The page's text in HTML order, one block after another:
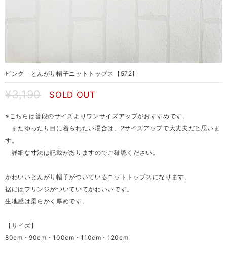
ピンク とんがり帽子ニットトップス【572】
¥3,190 SOLD OUT
※こちらは普段のサイズよりワンサイズアップがおすすめです。
またゆったり目に着られたい場合は、2サイズアップで大丈夫だと思いま
す。
詳細な寸法は記載がありますのでご確認ください。
かわいいとんがり帽子がついているニットトップスになります。
裾にはフリンジがついていてかわいいです。
生地感は柔らかく厚めです。
【サイズ】
80cm・90cm・100cm・110cm・120cm